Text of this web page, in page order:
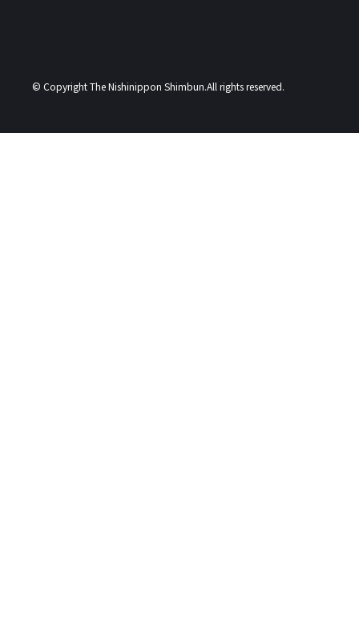
© Copyright The Nishinippon Shimbun.All rights reserved.